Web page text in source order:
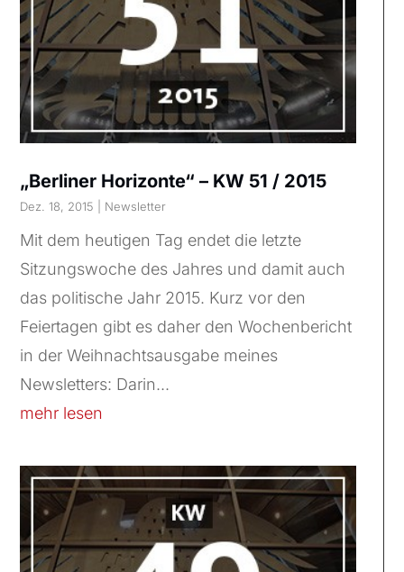
„Berliner Horizonte“ – KW 51 / 2015
Dez. 18, 2015 Newsletter
Mit dem heutigen Tag endet die letzte
Sitzungswoche des Jahres und damit auch
das politische Jahr 2015. Kurz vor den
Feiertagen gibt es daher den Wochenbericht
in der Weihnachtsausgabe meines
Newsletters: Darin...
mehr lesen